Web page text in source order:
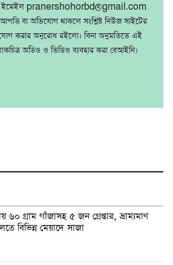
ইমেইল pranershohorbd@gmail.com
বা অভিযোগ থাকলে সংশ্লিষ্ট নিউজ সাইটের
করার অনুরোধ রইলো। বিনা অনুমতিতে এই
অডিও ও ভিডিও ব্যবহার করা বেআইনি।
৬০ গ্রাম গাঁজাসহ ৫ জন গ্রেপ্তার, ভ্রাম্যমাণ
বিভিন্ন মেয়াদে সাজা